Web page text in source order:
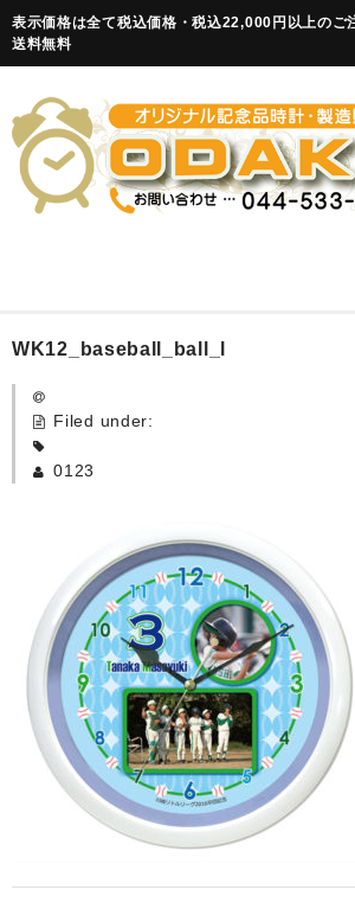
表示価格は全て税込価格・税込22,000円以上のご
送料無料
HOME
卒園記念品
カード付フォトフレームクロック(集合)
目覚まし時計(集合＋個別)
メロディ時計(集合)
音声時計(集合)
目覚まし時計(個別)
お絵かきギャラリープラス(絵＋個別)
メロディ時計(個別)
WK12_baseball_ball_l
Filed under:
0123